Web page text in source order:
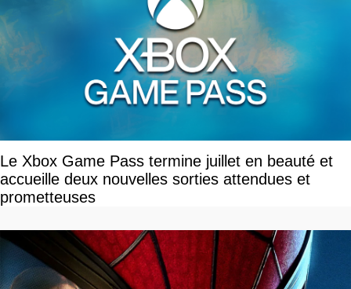
Le Xbox Game Pass termine juillet en beauté et
accueille deux nouvelles sorties attendues et
prometteuses